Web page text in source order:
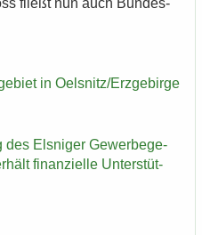
in Oels­nitz/Erz­ge­bir­ge
des Els­ni­ger Ge­wer­be­ge­
fi­nan­zi­el­le Un­ter­stüt­